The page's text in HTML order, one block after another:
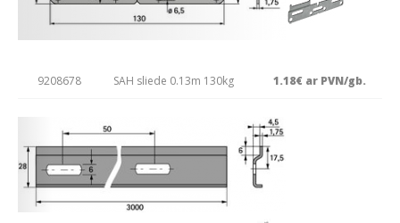
9208678 SAH sliede 0.13m 130kg 1.18€ ar PVN/gb.